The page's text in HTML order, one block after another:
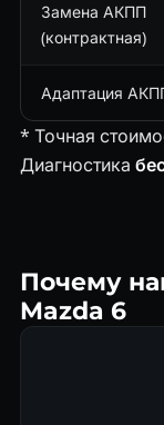
Замена АКПП
(контрактная)
Адаптация
* Точная
Диагностика
Почему
Mazda 6